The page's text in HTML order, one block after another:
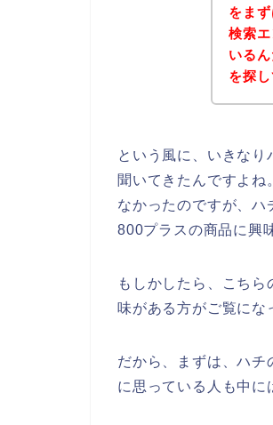
をま
検索
いる
を探
という風に、いきな
聞いてきたんですよ
なかったのですが、
800プラスの商品に興
もしかしたら、こち
味がある方がご覧にな
だから、まずは、ハ
に思っている人も中に